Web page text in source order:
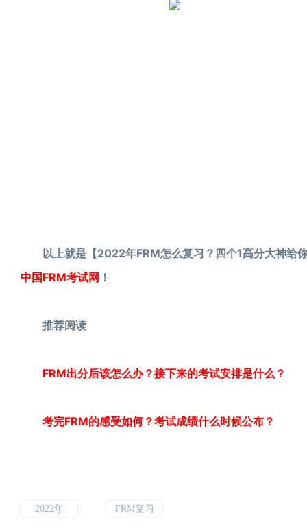
以上就是【2022年FRM怎么复习？四个1高分大神给你
中国FRM考试网 ！
推荐阅读
FRM出分后该怎么办？接下来的考试安排是什么？
考完FRM的感受如何？考试成绩什么时候公布？
2022年 FRM复习